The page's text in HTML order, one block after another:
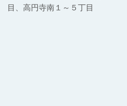
目、高円寺南１～５丁目